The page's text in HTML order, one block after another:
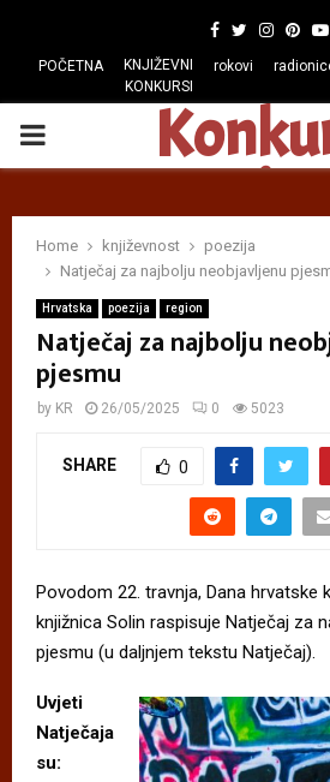
Facebook
Twitter
POČETNA
KNJIŽEVNI
KONKURSI
rokovi
PRIMARY
Home književnost
poezija
Natječaj za najbolju neobjavljenu
Hrvatska poezija region
Natječaj za najbolju
pjesmu
by KR 26/05/2025 0 5023
SHARE 0
Povodom 22. travnja, Dana hrvatske
knjižnica Solin raspisuje Natječaj za
pjesmu (u daljnjem tekstu Natječaj).
Uvjeti
Natječaja
su: